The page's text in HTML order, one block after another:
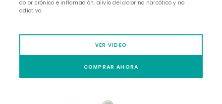
dolor crónico e inflamación, alivio del dolor no narcótico y no
adictivo.
VER VIDEO
COMPRAR AHORA